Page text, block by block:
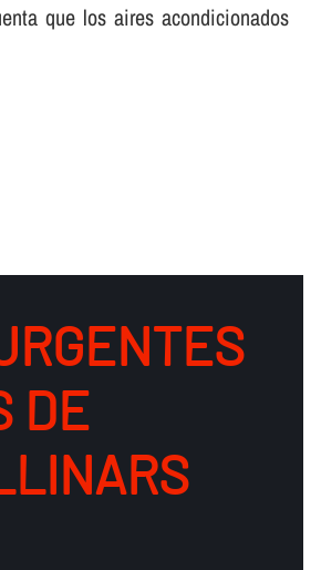
que los aires acondicionados
DE